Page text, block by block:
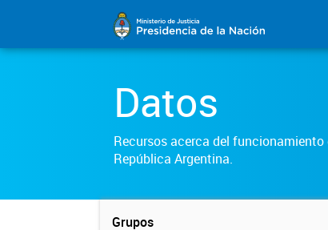
Datos
Recursos acerca del
República Argentina.
Grupos